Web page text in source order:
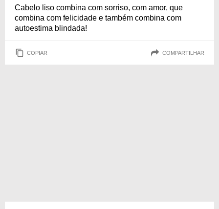
Cabelo liso combina com sorriso, com amor, que
combina com felicidade e também combina com
autoestima blindada!
COPIAR COMPARTILHAR